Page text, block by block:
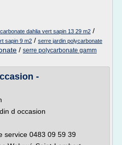
dahlia vert sapin 13 29 m2 /
sapin 9 m2 / serre jardin polycarbonate
/ serre polycarbonate gamm
-
d occasion
service 0483 09 59 39